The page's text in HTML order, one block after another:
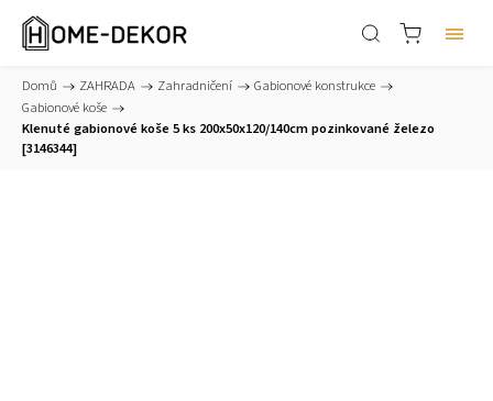
Domů / ZAHRADA / Zahradničení / Gabionové konstrukce /
Gabionové koše /
Klenuté gabionové koše 5 ks 200x50x120/140cm pozinkované železo
[3146344]